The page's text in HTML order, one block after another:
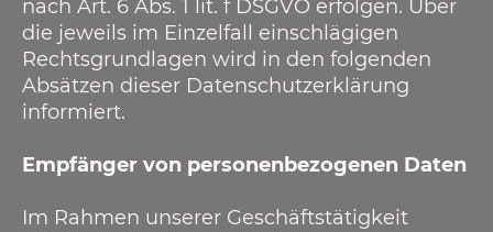
nach Art. 6 Abs. 1 lit. f DSGVO erfolgen. Über
die jeweils im Einzelfall einschlägigen
Rechtsgrundlagen wird in den folgenden
Absätzen dieser Datenschutzerklärung
informiert.
Empfänger von personenbezogenen Daten
Im Rahmen unserer Geschäftstätigkeit